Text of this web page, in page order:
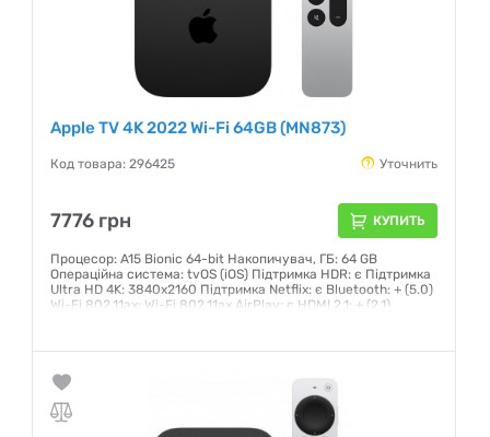
Apple TV 4K 2022 Wi-Fi 64GB (MN873)
Код товара: 296425 Уточнить
7776 грн КУПИТЬ
Процесор: A15 Bionic 64-bit Накопичувач, ГБ: 64 GB
Операційна система: tvOS (iOS) Підтримка HDR: є Підтримка
Ultra HD 4K: 3840x2160 Підтримка Netflix: є Bluetooth: + (5.0)
Wi-Fi 802.11ax: Wi-Fi 802.11ax AirPlay: є HDMI 2.1: + (2.1)
живлення, документація
Гарантия: